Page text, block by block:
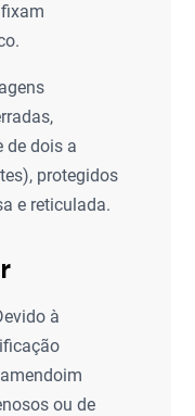
de dois a
protegidos
e reticulada.
à
ou de